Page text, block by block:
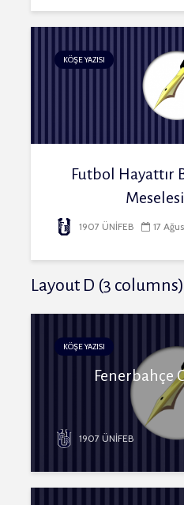
KÖŞE YAZISI
Futbol Hayattır
1907 ÜNİFEB 17
Layout D (3 columns)
KÖŞE YAZISI
Fenerbahçe
1907 ÜNİFEB